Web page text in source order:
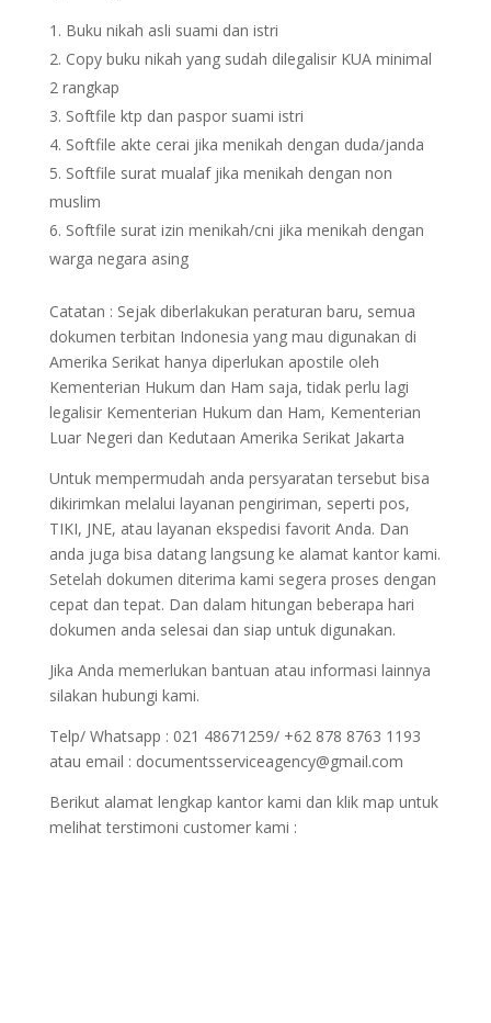
Buku nikah asli suami dan istri
Copy buku nikah yang sudah dilegalisir KUA minimal
2 rangkap
Softfile ktp dan paspor suami istri
Softfile akte cerai jika menikah dengan duda/janda
Softfile surat mualaf jika menikah dengan non
muslim
Softfile surat izin menikah/cni jika menikah dengan
warga negara asing
Catatan : Sejak diberlakukan peraturan baru, semua
dokumen terbitan Indonesia yang mau digunakan di
Amerika Serikat hanya diperlukan apostile oleh
Kementerian Hukum dan Ham saja, tidak perlu lagi
legalisir Kementerian Hukum dan Ham, Kementerian
Luar Negeri dan Kedutaan Amerika Serikat Jakarta
Untuk mempermudah anda persyaratan tersebut bisa
dikirimkan melalui layanan pengiriman, seperti pos,
TIKI, JNE, atau layanan ekspedisi favorit Anda. Dan
anda juga bisa datang langsung ke alamat kantor kami.
Setelah dokumen diterima kami segera proses dengan
cepat dan tepat. Dan dalam hitungan beberapa hari
dokumen anda selesai dan siap untuk digunakan.
Jika Anda memerlukan bantuan atau informasi lainnya
silakan hubungi kami.
Telp/ Whatsapp : 021 48671259/ +62 878 8763 1193
atau email : documentsserviceagency@gmail.com
Berikut alamat lengkap kantor kami dan klik map untuk
melihat terstimoni customer kami :